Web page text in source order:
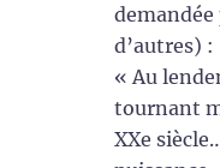
d’autres) :
« Au
tournant
XXe